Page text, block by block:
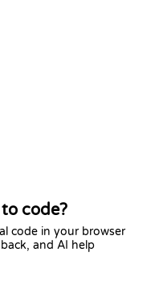
code?
code in your browser
and AI help